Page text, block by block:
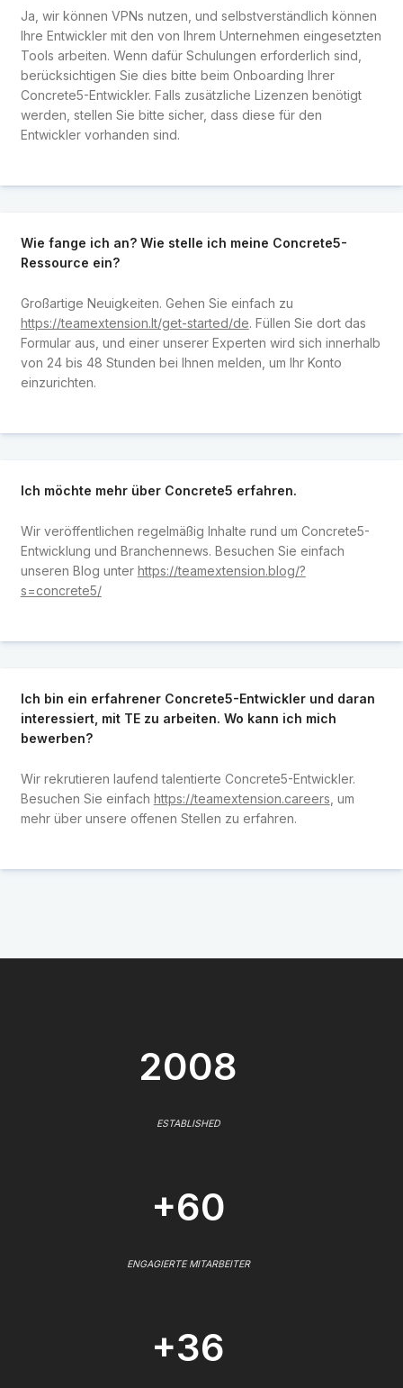
Ja, wir können VPNs nutzen, und selbstverständlich können
Ihre Entwickler mit den von Ihrem Unternehmen eingesetzten
Tools arbeiten. Wenn dafür Schulungen erforderlich sind,
berücksichtigen Sie dies bitte beim Onboarding Ihrer
Concrete5-Entwickler. Falls zusätzliche Lizenzen benötigt
werden, stellen Sie bitte sicher, dass diese für den
Entwickler vorhanden sind.
Wie fange ich an? Wie stelle ich meine Concrete5-
Ressource ein?
Großartige Neuigkeiten. Gehen Sie einfach zu
https://teamextension.lt/get-started/de. Füllen Sie dort das
Formular aus, und einer unserer Experten wird sich innerhalb
von 24 bis 48 Stunden bei Ihnen melden, um Ihr Konto
einzurichten.
Ich möchte mehr über Concrete5 erfahren.
Wir veröffentlichen regelmäßig Inhalte rund um Concrete5-
Entwicklung und Branchennews. Besuchen Sie einfach
unseren Blog unter https://teamextension.blog/?
s=concrete5/
Ich bin ein erfahrener Concrete5-Entwickler und daran
interessiert, mit TE zu arbeiten. Wo kann ich mich
bewerben?
Wir rekrutieren laufend talentierte Concrete5-Entwickler.
Besuchen Sie einfach https://teamextension.careers , um
mehr über unsere offenen Stellen zu erfahren.
2008
ESTABLISHED
+60
ENGAGIERTE MITARBEITER
+36